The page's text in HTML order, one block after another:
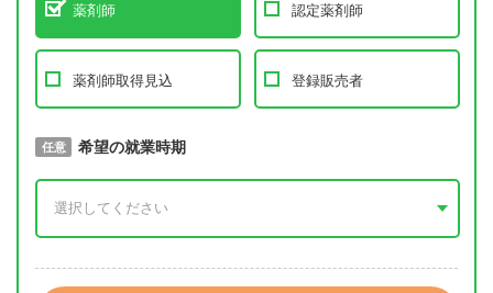
薬剤師 認定薬剤師
薬剤師取得見込 登録販売者
必須 取得予定年
任意 希望の就業時期